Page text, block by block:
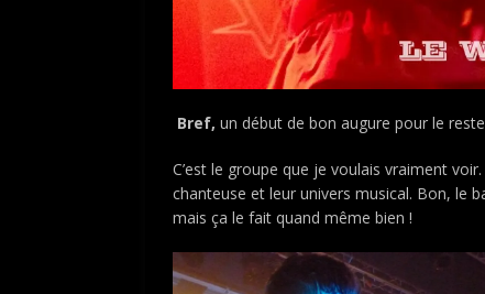
Bref, un début de bon augure pour le
C’est le groupe que je voulais vraiment
chanteuse et leur univers musical. Bon, le
mais ça le fait quand même bien !